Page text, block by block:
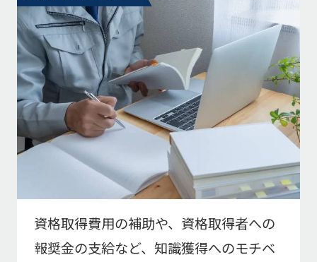
資格取得費用の補助や、資格取得者への
報奨金の支給など、知識獲得へのモチベ